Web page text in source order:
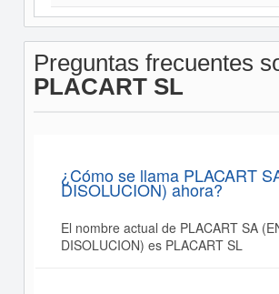
Preguntas frecuentes
PLACART SL
¿Cómo se llama PLACART
DISOLUCION) ahora?
El nombre actual de PLACART SA
DISOLUCION) es PLACART SL